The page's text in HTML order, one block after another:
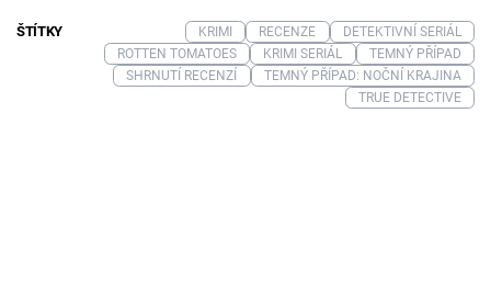
ŠTÍTKY KRIMI RECENZE
DETEKTIVNÍ SERIÁL
ROTTEN TOMATOES
KRIMI SERIÁL
TEMNÝ PŘÍPAD
SHRNUTÍ RECENZÍ
TEMNÝ PŘÍPAD: NOČNÍ KRAJINA
TRUE DETECTIVE